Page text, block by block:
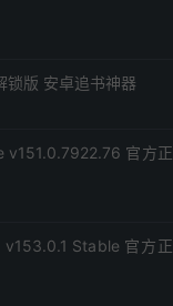
版 安卓追书神器
v151.0.7922.76 官方正
Stable 官方正